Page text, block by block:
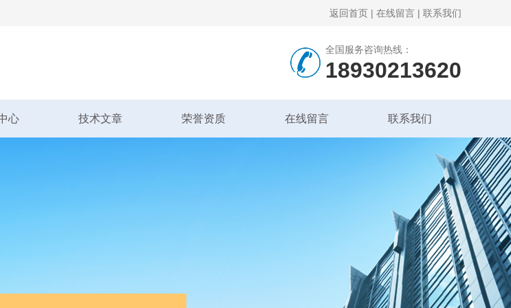
返回首页 | 在线留言 | 联系我们
全国服务咨询热线：
18930213620
心 技术文章 荣誉资质 在线留言 联系我们